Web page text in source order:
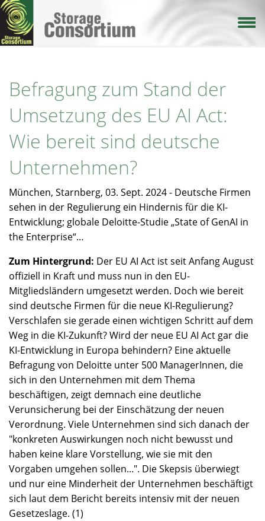
Direkt
zum
Inhalt
Befragung zum Stand der
Umsetzung des EU AI Act:
Wie bereit sind deutsche
Unternehmen?
München, Starnberg, 03. Sept. 2024 - Deutsche Firmen
sehen in der Regulierung ein Hindernis für die KI-
Entwicklung; globale Deloitte-Studie „State of GenAI in
the Enterprise“…
Zum Hintergrund: Der EU AI Act ist seit Anfang August
offiziell in Kraft und muss nun in den EU-
Mitgliedsländern umgesetzt werden. Doch wie bereit
sind deutsche Firmen für die neue KI-Regulierung?
Verschlafen sie gerade einen wichtigen Schritt auf dem
Weg in die KI-Zukunft? Wird der neue EU AI Act gar die
KI-Entwicklung in Europa behindern? Eine aktuelle
Befragung von Deloitte unter 500 ManagerInnen, die
sich in den Unternehmen mit dem Thema
beschäftigen, zeigt demnach eine deutliche
Verunsicherung bei der Einschätzung der neuen
Verordnung. Viele Unternehmen sind sich danach der
"konkreten Auswirkungen noch nicht bewusst und
haben keine klare Vorstellung, wie sie mit den
Vorgaben umgehen sollen...". Die Skepsis überwiegt
und nur eine Minderheit der Unternehmen beschäftigt
sich laut dem Bericht bereits intensiv mit der neuen
Gesetzeslage. (1)